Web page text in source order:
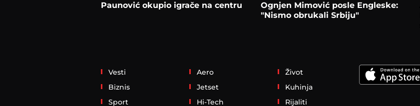
Paunović okupio igrače na centru
Ognjen Mimović posle Engleske:
"Nismo obrukali Srbiju"
Vesti
Biznis
Sport
Aero
Jetset
Hi-Tech
Život
Kuhinja
Rijaliti